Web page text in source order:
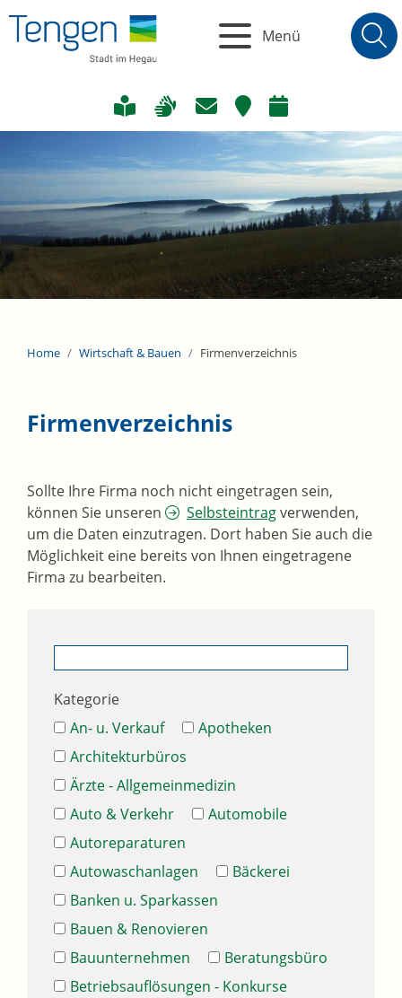
Menü
Home Wirtschaft & Bauen Firmenverzeichnis
Firmenverzeichnis
Sollte Ihre Firma noch nicht eingetragen sein,
können Sie unseren
Selbsteintragverwenden,
um die Daten einzutragen. Dort haben Sie auch die
Möglichkeit eine bereits von Ihnen eingetragene
Firma zu bearbeiten.
Kategorie
An- u. Verkauf
Apotheken
Architekturbüros
Ärzte - Allgemeinmedizin
Auto & Verkehr
Automobile
Autoreparaturen
Autowaschanlagen
Bäckerei
Banken u. Sparkassen
Bauen & Renovieren
Bauunternehmen
Beratungsbüro
Betriebsauflösungen - Konkurse